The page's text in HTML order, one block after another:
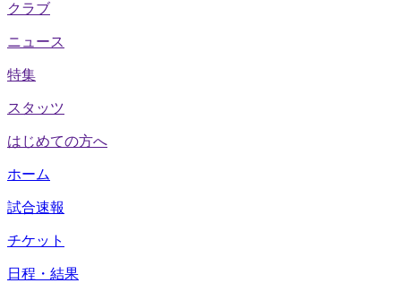
クラブ
ニュース
特集
スタッツ
はじめての方へ
ホーム
試合速報
チケット
日程・結果